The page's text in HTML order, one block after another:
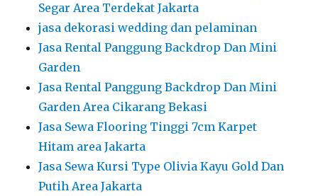
Segar Area Terdekat Jakarta
jasa dekorasi wedding dan pelaminan
Jasa Rental Panggung Backdrop Dan Mini
Garden
Jasa Rental Panggung Backdrop Dan Mini
Garden Area Cikarang Bekasi
Jasa Sewa Flooring Tinggi 7cm Karpet
Hitam area Jakarta
Jasa Sewa Kursi Type Olivia Kayu Gold Dan
Putih Area Jakarta